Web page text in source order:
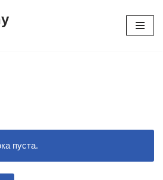
пуста.